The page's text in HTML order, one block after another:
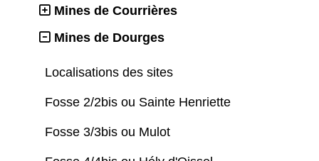
Mines de Courrières
Mines de Dourges
Localisations des sites
Fosse 2/2bis ou Sainte Henriette
Fosse 3/3bis ou Mulot